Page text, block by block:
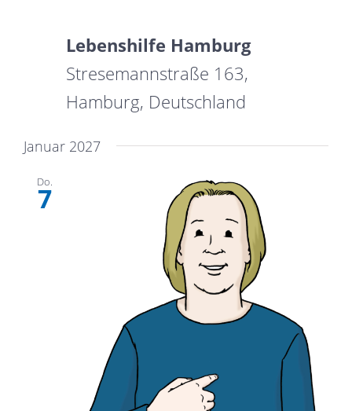
Lebenshilfe Hamburg
Stresemannstraße 163,
Hamburg, Deutschland
Januar 2027
Do.
7